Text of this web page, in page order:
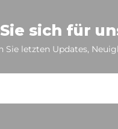
sich für
Sie letzten Updates,